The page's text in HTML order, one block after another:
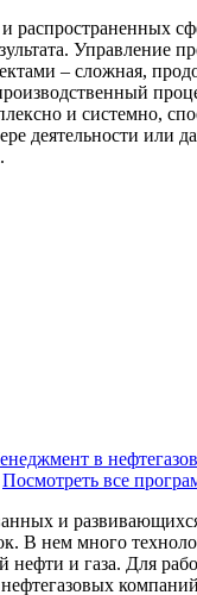
– сложная,
и системно,
деятельности или
в
Посмотреть все
и
В нем много
и газа. Для